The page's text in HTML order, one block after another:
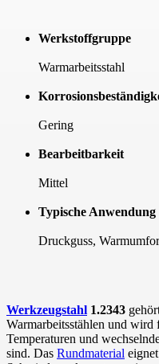
Werkstoffgruppe
Warmarbeitsstahl
Gering
Bearbeitbarkeit
Mittel
Typische Anwendung
Druckguss,
Werkzeugstahl 1.2343
Warmarbeitsstählen und wird
Temperaturen und
sind. Das Rundmaterial